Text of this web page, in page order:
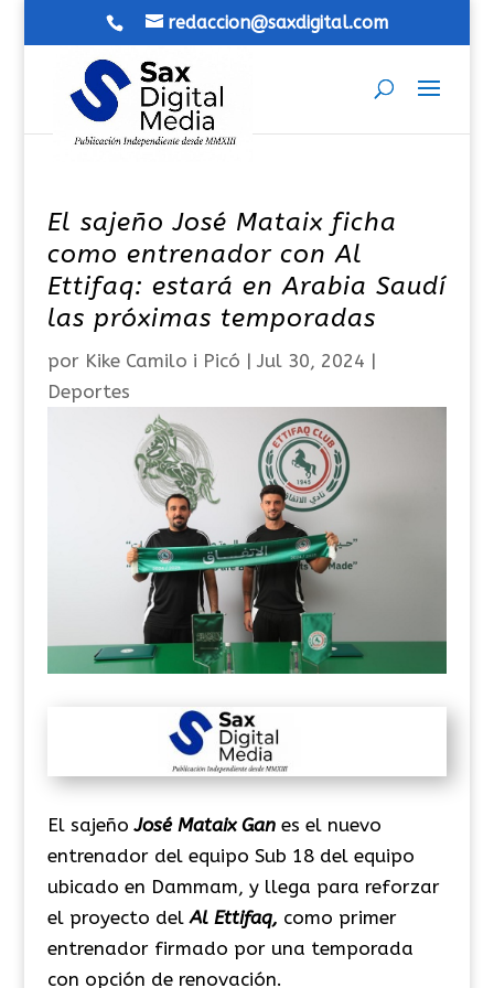
redaccion@saxdigital.com
El sajeño José Mataix ficha
como entrenador con Al
Ettifaq: estará en Arabia Saudí
las próximas temporadas
por Kike Camilo i Picó | Jul 30, 2024 |
Deportes
El sajeñoJosé Mataix Ganes el nuevo
entrenador del equipo Sub 18 del equipo
ubicado en Dammam, y llega para reforzar
el proyecto delAl Ettifaq, como primer
entrenador firmado por una temporada
con opción de renovación.